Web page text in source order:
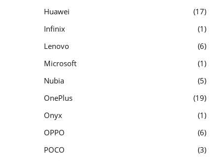
Huawei
17
Infinix
1
Lenovo
6
Microsoft
1
Nubia
5
OnePlus
19
Onyx
1
OPPO
6
POCO
3